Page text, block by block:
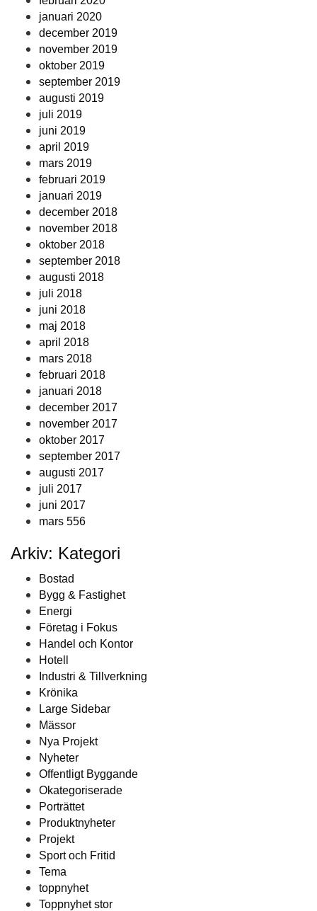
januari 2020
december 2019
november 2019
oktober 2019
september 2019
augusti 2019
juli 2019
juni 2019
april 2019
mars 2019
februari 2019
januari 2019
december 2018
november 2018
oktober 2018
september 2018
augusti 2018
juli 2018
juni 2018
maj 2018
april 2018
mars 2018
februari 2018
januari 2018
december 2017
november 2017
oktober 2017
september 2017
augusti 2017
juli 2017
juni 2017
mars 556
Arkiv: Kategori
Bostad
Bygg & Fastighet
Energi
Företag i Fokus
Handel och Kontor
Hotell
Industri & Tillverkning
Krönika
Large Sidebar
Mässor
Nya Projekt
Nyheter
Offentligt Byggande
Okategoriserade
Porträttet
Produktnyheter
Projekt
Sport och Fritid
Tema
toppnyhet
Toppnyhet stor